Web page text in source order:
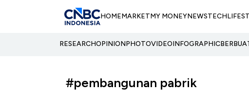
HOMEMARKETMY MONEYNEWSTECH
RESEARCHOPINIONPHOTOVIDEOINFOGRAPHIC
#pembangunan pabrik